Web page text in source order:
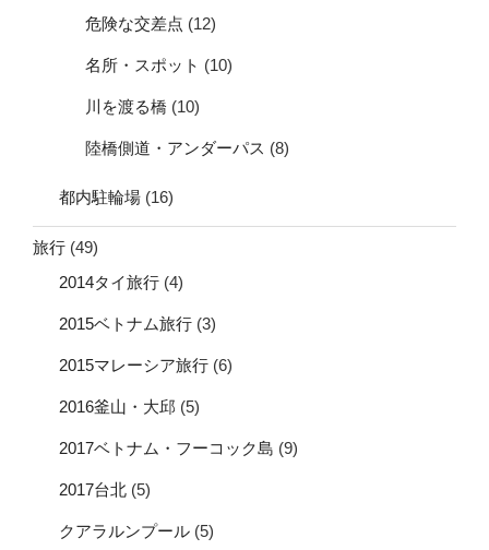
危険な交差点 (12)
名所・スポット (10)
川を渡る橋 (10)
陸橋側道・アンダーパス (8)
都内駐輪場 (16)
旅行 (49)
2014タイ旅行 (4)
2015ベトナム旅行 (3)
2015マレーシア旅行 (6)
2016釜山・大邱 (5)
2017ベトナム・フーコック島 (9)
2017台北 (5)
クアラルンプール (5)